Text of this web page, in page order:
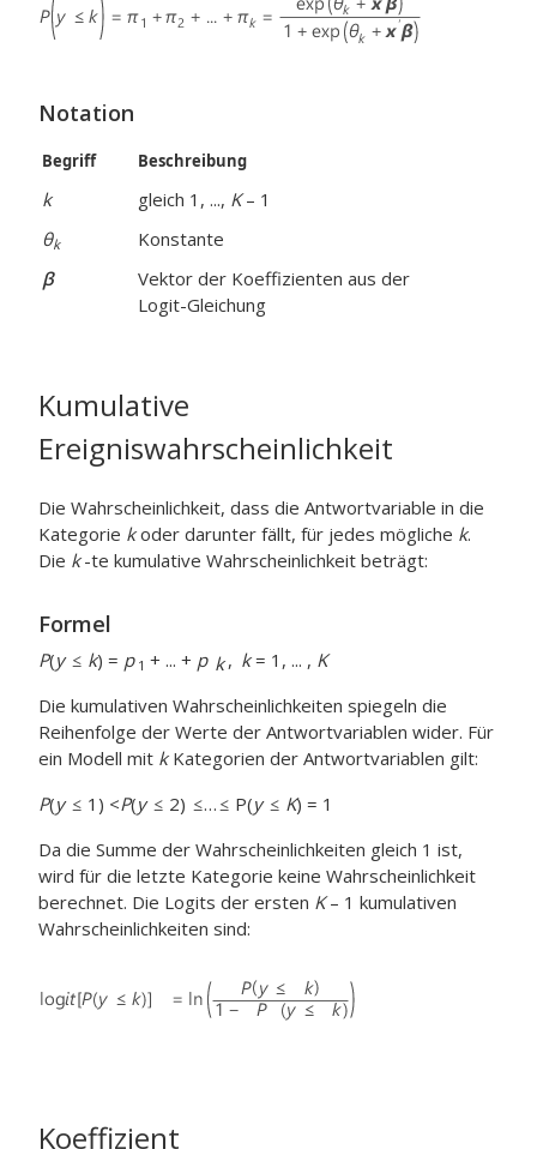
Notation
Begriff Beschreibung
k gleich 1, ..., K– 1
θk
Konstante
β
Vektor der Koeffizienten aus der
Logit-Gleichung
Kumulative
Ereigniswahrscheinlichkeit
Die Wahrscheinlichkeit, dass die Antwortvariable in die
Kategorie koder darunter fällt, für jedes mögliche k.
Die k -te kumulative Wahrscheinlichkeit beträgt:
Formel
P(y k) = p 1 + ... + p k, k= 1, ... , K
Die kumulativen Wahrscheinlichkeiten spiegeln die
Reihenfolge der Werte der Antwortvariablen wider. Für
ein Modell mit kKategorien der Antwortvariablen gilt:
P(y 1) <P(y 2) … P(y K) = 1
Da die Summe der Wahrscheinlichkeiten gleich 1 ist,
wird für die letzte Kategorie keine Wahrscheinlichkeit
berechnet. Die Logits der ersten K– 1 kumulativen
Wahrscheinlichkeiten sind:
Koeffizient